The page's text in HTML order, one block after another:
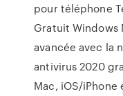
pour téléphone
Gratuit Windows
avancée avec la
antivirus 2020
Mac, iOS/iPhone